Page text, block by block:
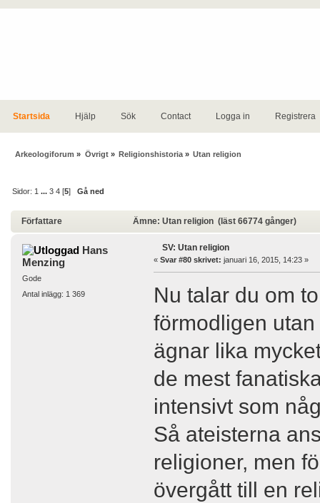
Startsida Hjälp Sök Contact Logga in Registrera
Arkeologiforum » Övrigt» Religionshistoria» Utan religion
Sidor: 1 ...3 4 [5]Gå ned
Författare Ämne: Utan religion (läst 66774 gånger)
Hans
Menzing
Gode
Antal inlägg: 1 369
SV: Utan religion
« Svar #80 skrivet: januari 16, 2015, 14:23 »
Nu talar du om
förmodligen
ägnar lika
de mest
intensivt som
Så ateisterna
religioner, men
övergått till en